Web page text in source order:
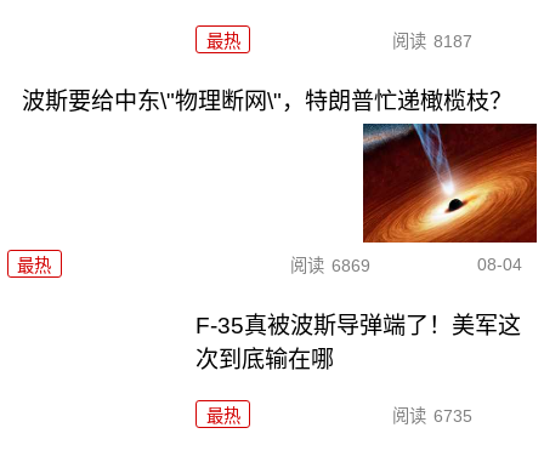
最热 阅读 8187
波斯要给中东\"物理断网\"，特朗普忙递橄榄枝？
最热 阅读 6869 08-04
F-35真被波斯导弹端了！美军这
次到底输在哪
最热 阅读 6735